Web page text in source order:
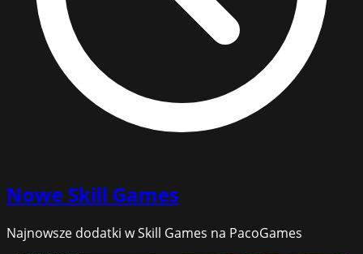
Nowe Skill Games
Najnowsze dodatki w Skill Games na PacoGames